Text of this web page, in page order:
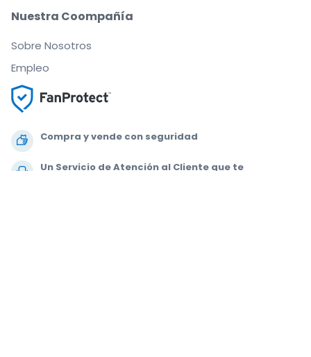
Compra y vende con seguridad
Un Servicio de Atención al Cliente que te
Nuestra Coompañía
Sobre Nosotros
Empleo